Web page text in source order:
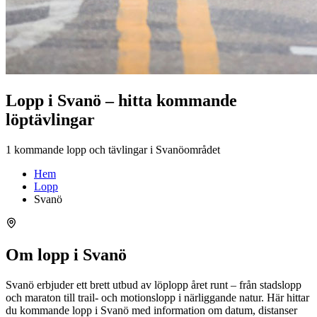
Lopp i Svanö – hitta kommande
löptävlingar
1 kommande lopp och tävlingar i Svanöområdet
Hem
Lopp
Svanö
Om lopp i Svanö
Svanö erbjuder ett brett utbud av löplopp året runt – från stadslopp
och maraton till trail- och motionslopp i närliggande natur. Här hittar
du kommande lopp i Svanö med information om datum, distanser